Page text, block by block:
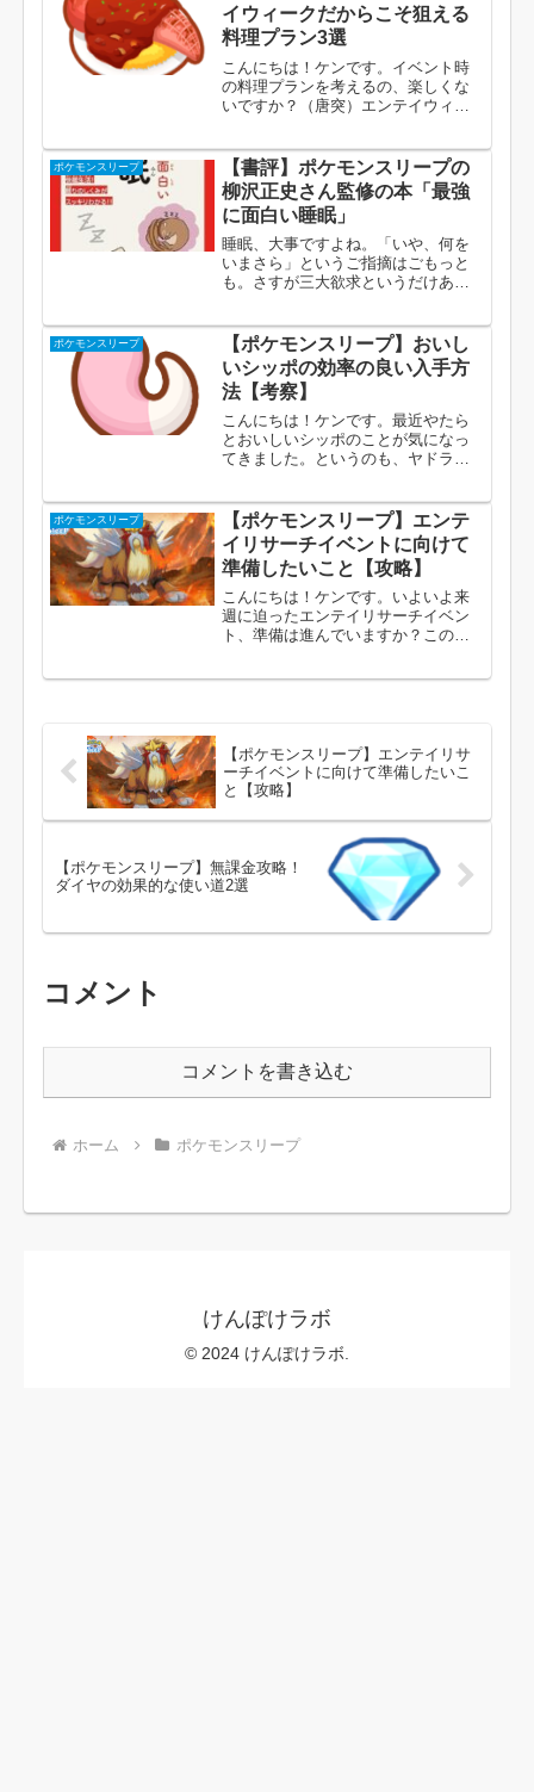
すが、無課金の方でもレベル50前
後...
イウィークだからこそ狙える
料理プラン3選
こんにちは！ケンです。イベント時
の料理プランを考えるの、楽しくな
いですか？（唐突）エンテイウィー
おタイプポケモンの食材が＋1されま
す。これにより、ほのおタイプのき
のみとくいやス...
ポケモンスリープ
【書評】ポケモンスリープの
柳沢正史さん監修の本「最強
に面白い睡眠」
睡眠、大事ですよね。「いや、何を
いまさら」というご指摘はごもっと
も。さすが三大欲求というだけあっ
すし周囲への反応も悪くなる。何よ
りそもそも眠い状態自体がツラい。
ただ、逆に言うと、...
ポケモンスリープ
【ポケモンスリープ】おいし
いシッポの効率の良い入手方
法【考察】
こんにちは！ケンです。最近やたら
とおいしいシッポのことが気になっ
てきました。というのも、ヤドラン
ポケモンの実装ウインディのエンテ
イウィーク時の超強化によりシッポ
が集まりや...
ポケモンスリープ
【ポケモンスリープ】エンテ
イリサーチイベントに向けて
準備したいこと【攻略】
こんにちは！ケンです。いよいよ来
週に迫ったエンテイリサーチイベン
ト、準備は進んでいますか？このゲ
【ポケモンスリープ】エンテイリサ
ーチイベントに向けて準備したいこ
と【攻略】
【ポケモンスリープ】無課金攻略！
ダイヤの効果的な使い道2選
コメント
コメントを書き込む
ホーム ポケモンスリープ
けんぽけラボ
© 2024 けんぽけラボ.